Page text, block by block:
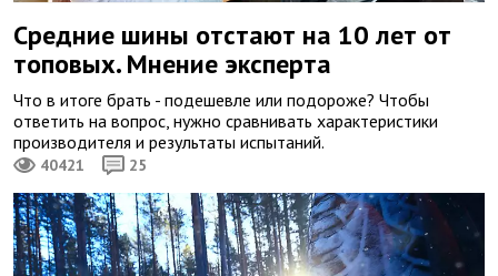
Средние шины отстают на 10 лет от
топовых. Мнение эксперта
Что в итоге брать - подешевле или подороже? Чтобы
ответить на вопрос, нужно сравнивать характеристики
производителя и результаты испытаний.
40421 25